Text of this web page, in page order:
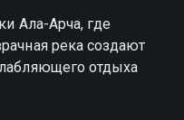
Ала-Арча, где
река создают
отдыха